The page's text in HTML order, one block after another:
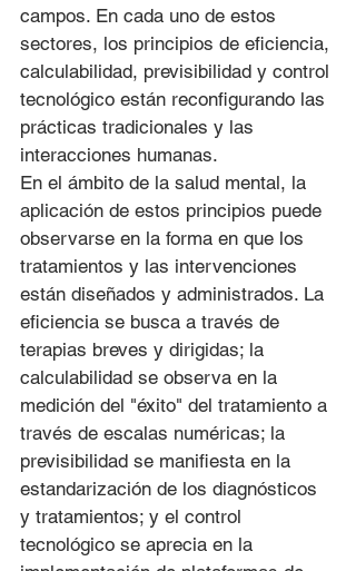
campos. En cada uno de estos
sectores, los principios de eficiencia,
calculabilidad, previsibilidad y control
tecnológico están reconfigurando las
prácticas tradicionales y las
interacciones humanas.
En el ámbito de la salud mental, la
aplicación de estos principios puede
observarse en la forma en que los
tratamientos y las intervenciones
están diseñados y administrados. La
eficiencia se busca a través de
terapias breves y dirigidas; la
calculabilidad se observa en la
medición del "éxito" del tratamiento a
través de escalas numéricas; la
previsibilidad se manifiesta en la
estandarización de los diagnósticos
y tratamientos; y el control
tecnológico se aprecia en la